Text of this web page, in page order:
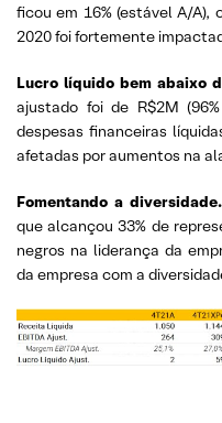
ficou em 16% (estável A/A),
2020 foi fortemente
Lucro líquido bem abaixo
ajustado foi de R$2M
despesas financeiras
afetadas por aumentos na
Fomentando a diversidade.
que alcançou 33% de
negros na liderança da
da empresa com a